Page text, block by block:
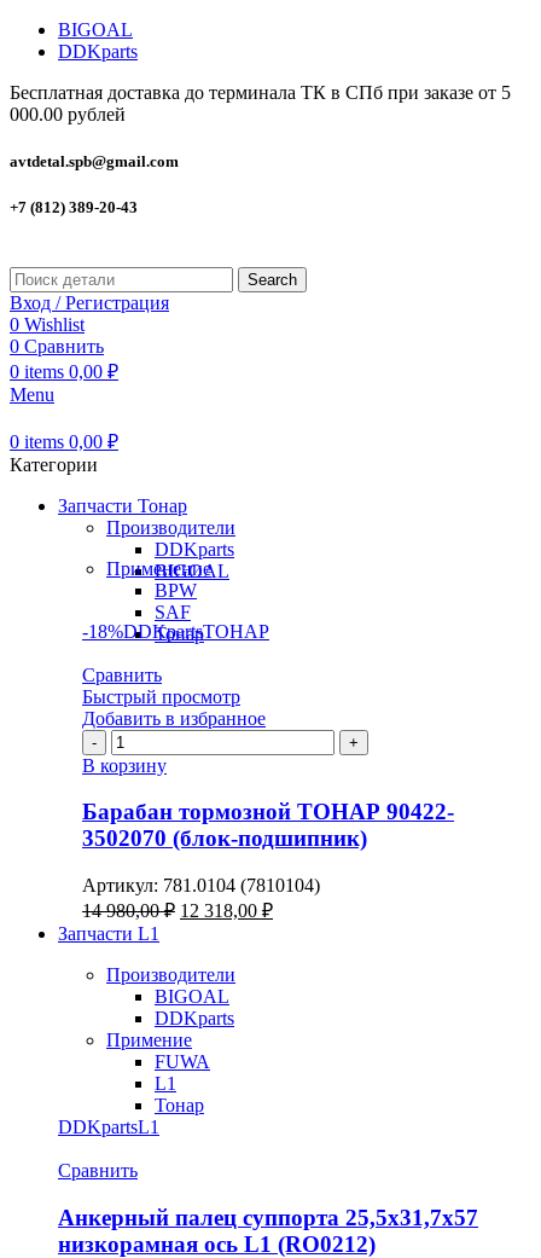
BIGOAL
DDKparts
Бесплатная доставка до терминала ТК в СПб при заказе от 5
000.00 рублей
avtdetal.spb@gmail.com
+7 (812) 389-20-43
Search
Вход / Регистрация
0 Wishlist
0 Сравнить
0 items 0,00 ₽
Menu
0 items 0,00 ₽
Категории
Запчасти Тонар
Производители
DDKparts
BIGOAL
Применение
BPW
SAF
Тонар
-18%DDKpartsТОНАР
Сравнить
Быстрый просмотр
Добавить в избранное
Количество
товара
Барабан
тормозной
ТОНАР
90422-
(блок-
подшипник)
В корзину
Барабан тормозной ТОНАР 90422-
3502070 (блок-подшипник)
Артикул: 781.0104 (7810104)
14 980,00₽ Первоначальная
14
980,00 ₽.
12 318,00 ₽Текущая
Запчасти L1
Производители
BIGOAL
DDKparts
Примение
FUWA
L1
Тонар
DDKpartsL1
Сравнить
Анкерный палец суппорта 25,5х31,7х57
низкорамная ось L1 (RO0212)